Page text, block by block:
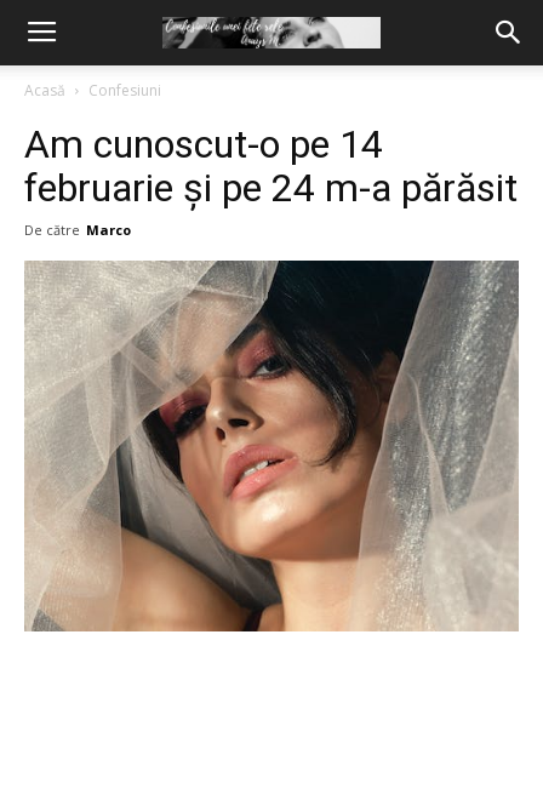
Acasă Confesiuni
Am cunoscut-o pe 14
februarie și pe 24 m-a părăsit
De către Marco